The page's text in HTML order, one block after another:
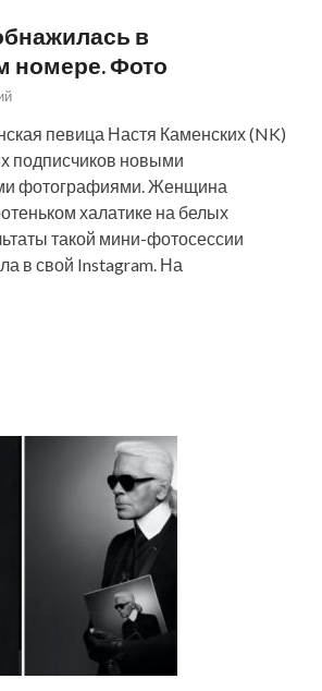
в
номере. Фото
певица Настя Каменских (NK)
подписчиков новыми
фотографиями. Женщина
халатике на белых
такой мини-фотосессии
в свой Instagram. На